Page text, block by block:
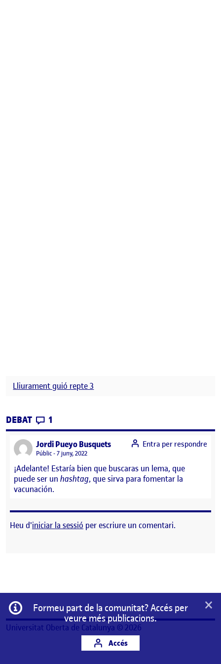
Lliurament guió repte 3
DEBAT CONTRIBUTIONS
1
Jordi Pueyo Busquetssays:
Visibilitat:
Públic 7 juny, 2022
¡Adelante! Estaría bien que buscaras un lema, que
puede ser un hashtag, que sirva para fomentar la
vacunación.
Entra per respondre
Heu d'iniciar la sessió per escriure un comentari.
Informació
Formeu part de la comunitat? Accés per
veure més publicacions.
Accés
×
Universitat Oberta de Catalunya © 2026